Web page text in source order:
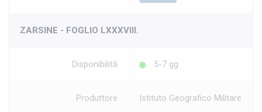
ZARSINE - FOGLIO LXXXVIII.
Disponibilità 5-7 gg
Produttore Istituto Geografico Militare